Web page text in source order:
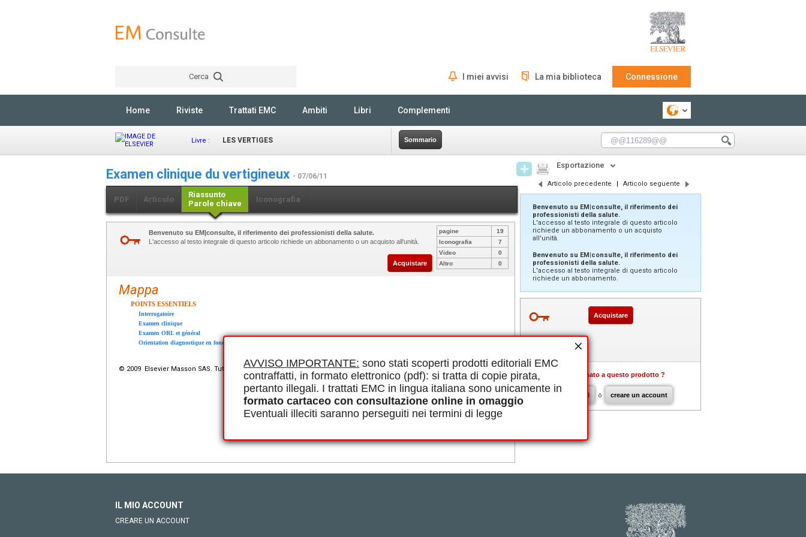
AVVISO IMPORTANTE: sono stati scoperti prodotti editoriali EMC
contraffatti, in formato elettronico (pdf): si tratta di copie pirata,
pertanto illegali. I trattati EMC in lingua italiana sono unicamente in
formato cartaceo con consultazione online in omaggio
Eventuali illeciti saranno perseguiti nei termini di legge
Cerca I miei avvisi La mia biblioteca Connessione
Home Riviste Trattati EMC Ambiti Libri Complementi
Livre : LES VERTIGES Sommario
Examen clinique du vertigineux - 07/06/11
PDF Articolo
Riassunto
Parole chiave
Iconografia
Benvenuto su EM|consulte, il riferimento dei professionisti della salute.
L'accesso al testo integrale di questo articolo richiede un abbonamento o un acquisto all'unità.
Acquistare
pagine
19
Iconografia
7
Video
0
Altro
0
Mappa
POINTS ESSENTIELS
Interrogatoire
Examen clinique
Examen ORL et général
Orientation diagnostique en fonction de l’examen clinique
© 2009 Elsevier Masson SAS. Tutti i diritti riservati.
Esportazione
Articolo precedente | Articolo seguente
Benvenuto su EM|consulte, il riferimento dei
professionisti della salute.
L'accesso al testo integrale di questo articolo
richiede un abbonamento o un acquisto
all'unità.
Benvenuto su EM|consulte, il riferimento dei
professionisti della salute.
L'accesso al testo integrale di questo articolo
richiede un abbonamento.
Acquistare
Già abbonato a questo prodotto ?
connettersi o creare un account
IL MIO ACCOUNT
CREARE UN ACCOUNT